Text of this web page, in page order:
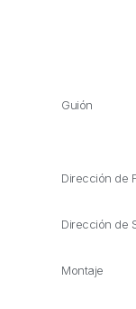
Guión
Dirección de
Dirección de
Montaje